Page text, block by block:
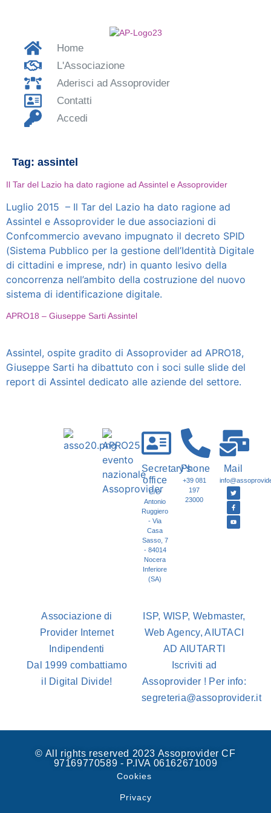
Home
L'Associazione
Aderisci ad Assoprovider
Contatti
Accedi
Tag: assintel
Il Tar del Lazio ha dato ragione ad Assintel e Assoprovider
Luglio 2015 – Il Tar del Lazio ha dato ragione ad
Assintel e Assoprovider le due associazioni di
Confcommercio avevano impugnato il decreto SPID
(Sistema Pubblico per la gestione dell’Identità Digitale
di cittadini e imprese, ndr) in quanto lesivo della
concorrenza nell’ambito della costruzione del nuovo
sistema di identificazione digitale.
APRO18 – Giuseppe Sarti Assintel
Assintel, ospite gradito di Assoprovider ad APRO18,
Giuseppe Sarti ha dibattuto con i soci sulle slide del
report di Assintel dedicato alle aziende del settore.
Secretary's
office
C/O
Antonio
Ruggiero
- Via
Casa
Sasso, 7
- 84014
Nocera
Inferiore
(SA)
Phone
+39 081
197
23000
Mail
Associazione di
Provider Internet
Indipendenti
Dal 1999 combattiamo
il Digital Divide!
ISP, WISP, Webmaster,
Web Agency, AIUTACI
AD AIUTARTI
Iscriviti ad
Assoprovider ! Per info:
segreteria@assoprovider.it
© All rights reserved 2023 Assoprovider CF
97169770589 - P.IVA 06162671009
Cookies
Privacy